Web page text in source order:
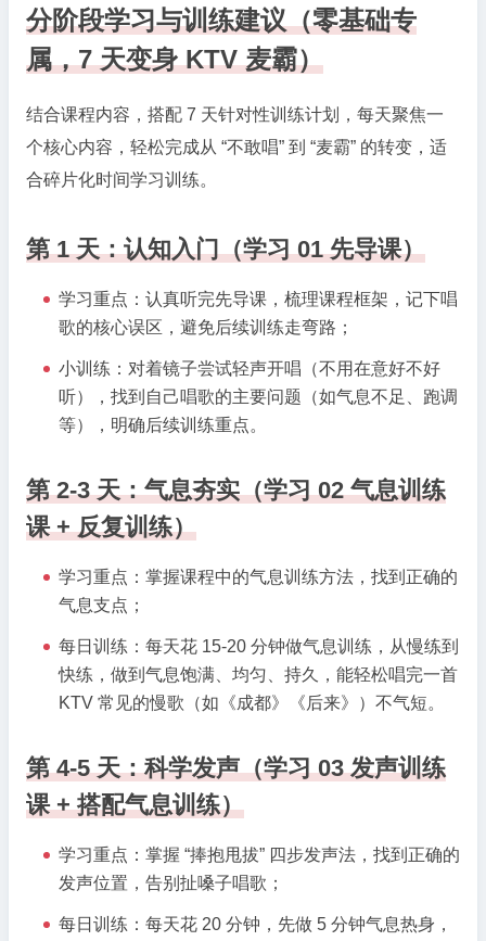
分阶段学习与训练建议（零基础专
属，7 天变身 KTV 麦霸）
结合课程内容，搭配 7 天针对性训练计划，每天聚焦一
个核心内容，轻松完成从 “不敢唱” 到 “麦霸” 的转变，适
合碎片化时间学习训练。
第 1 天：认知入门（学习 01 先导课）
学习重点：认真听完先导课，梳理课程框架，记下唱
歌的核心误区，避免后续训练走弯路；
小训练：对着镜子尝试轻声开唱（不用在意好不好
听），找到自己唱歌的主要问题（如气息不足、跑调
等），明确后续训练重点。
第 2-3 天：气息夯实（学习 02 气息训练
课 + 反复训练）
学习重点：掌握课程中的气息训练方法，找到正确的
气息支点；
每日训练：每天花 15-20 分钟做气息训练，从慢练到
快练，做到气息饱满、均匀、持久，能轻松唱完一首
KTV 常见的慢歌（如《成都》《后来》）不气短。
第 4-5 天：科学发声（学习 03 发声训练
课 + 搭配气息训练）
学习重点：掌握 “捧抱甩拔” 四步发声法，找到正确的
发声位置，告别扯嗓子唱歌；
每日训练：每天花 20 分钟，先做 5 分钟气息热身，